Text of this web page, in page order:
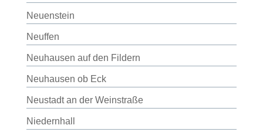
Neuenstein
Neuffen
Neuhausen auf den Fildern
Neuhausen ob Eck
Neustadt an der Weinstraße
Niedernhall